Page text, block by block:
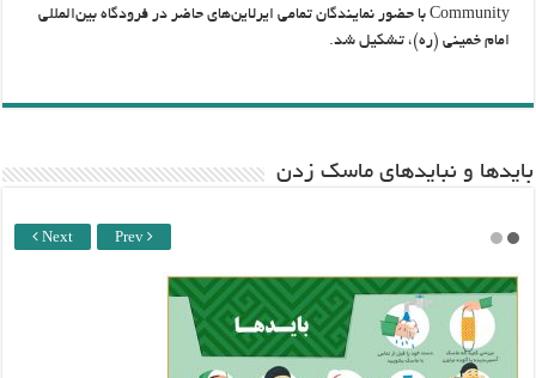
Community با حضور نمایندگان تمامی ایرلاین‌های حاضر در فرودگاه بین‌المللی
امام خمینی (ره)، تشکیل شد.
باید‌ها و نبایدهای ماسک زدن
Next Prev